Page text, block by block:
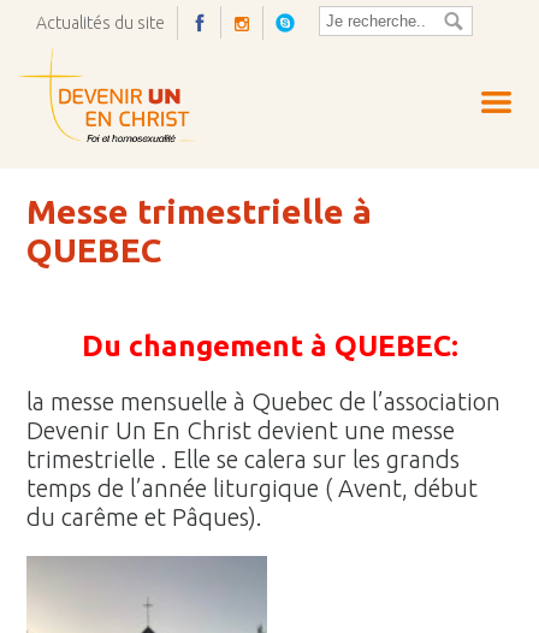
Actualités du site
Messe trimestrielle à
QUEBEC
Du changement à QUEBEC:
la messe mensuelle à Quebec de l’association
Devenir Un En Christ devient une messe
trimestrielle . Elle se calera sur les grands
temps de l’année liturgique ( Avent, début
du carême et Pâques).